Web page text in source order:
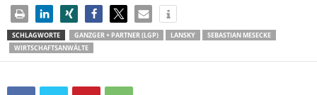
SCHLAGWORTE GANZGER + PARTNER (LGP) LANSKY
SEBASTIAN MESECKE
WIRTSCHAFTSANWÄLTE